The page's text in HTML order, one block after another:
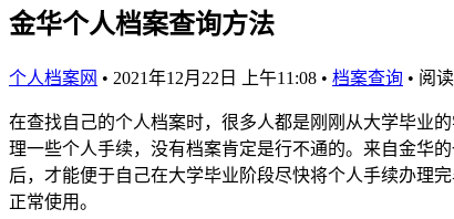
金华个人档案查询方法
个人档案网 • 2021年12月22日 上午11:08 • 档案查询 • 阅
在查找自己的个人档案时，很多人都是刚刚从大学毕业
理一些个人手续，没有档案肯定是行不通的。来自金华
后，才能便于自己在大学毕业阶段尽快将个人手续办理
正常使用。